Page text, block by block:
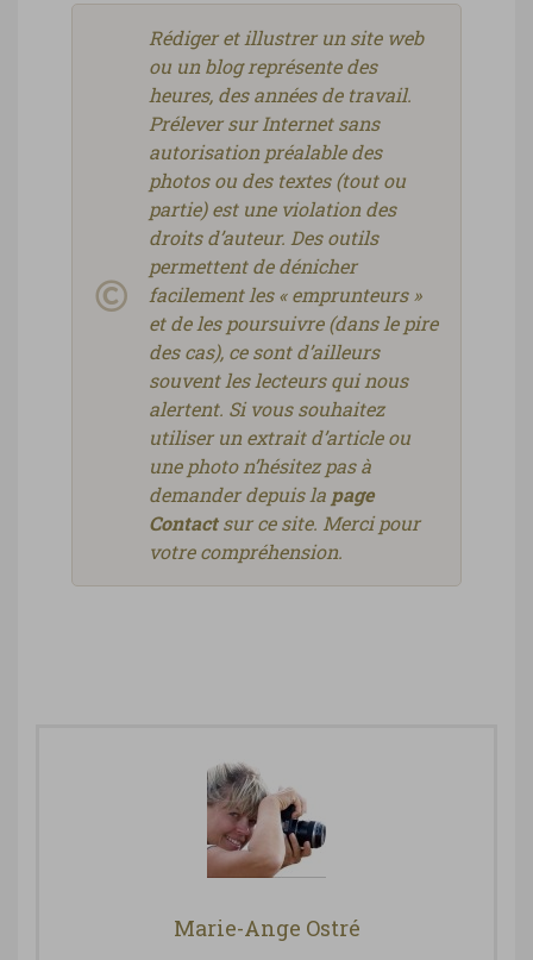
Rédiger et illustrer un site web
ou un blog représente des
heures, des années de travail.
Prélever sur Internet sans
autorisation préalable des
photos ou des textes (tout ou
partie) est une violation des
droits d’auteur. Des outils
permettent de dénicher
facilement les « emprunteurs »
et de les poursuivre (dans le pire
des cas), ce sont d’ailleurs
souvent les lecteurs qui nous
alertent. Si vous souhaitez
utiliser un extrait d’article ou
une photo n’hésitez pas à
demander depuis la page
Contactsur ce site. Merci pour
votre compréhension.
Marie-Ange Ostré